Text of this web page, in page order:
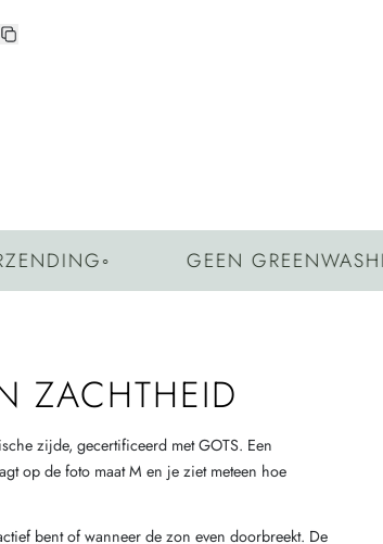
◦ GEEN GREENWASHING◦
ZACHTHEID
zijde, gecertificeerd met GOTS. Een
op de foto maat M en je ziet meteen hoe
bent of wanneer de zon even doorbreekt. De